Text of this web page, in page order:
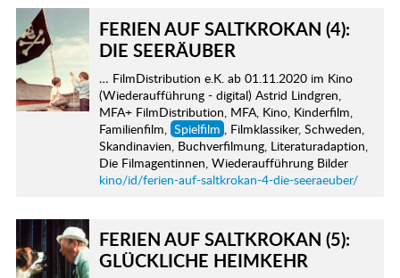
FERIEN AUF SALTKROKAN (4):
DIE SEERÄUBER
… FilmDistribution e.K. ab 01.11.2020 im Kino
(Wiederaufführung - digital) Astrid Lindgren,
MFA+ FilmDistribution, MFA, Kino, Kinderfilm,
Familienfilm,
Spielfilm , Filmklassiker, Schweden,
Skandinavien, Buchverfilmung, Literaturadaption,
Die Filmagentinnen, Wiederaufführung Bilder
kino/id/ferien-auf-saltkrokan-4-die-seeraeuber/
FERIEN AUF SALTKROKAN (5):
GLÜCKLICHE HEIMKEHR